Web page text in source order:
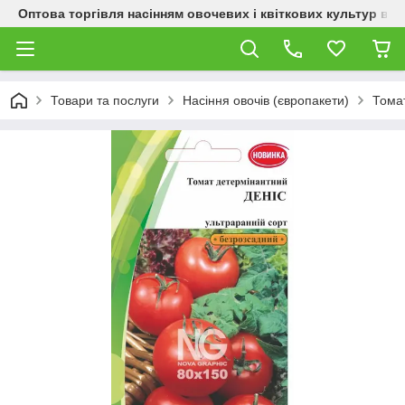
Оптова торгівля насінням овочевих і квіткових культур
Товари та послуги Насіння овочів (європакети)